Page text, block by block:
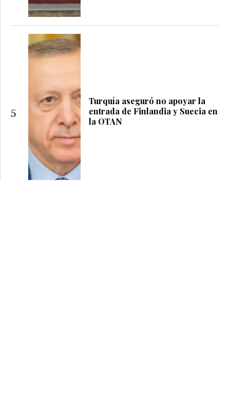
5
Turquía aseguró no apoyar la
entrada de Finlandia y Suecia en
la OTAN